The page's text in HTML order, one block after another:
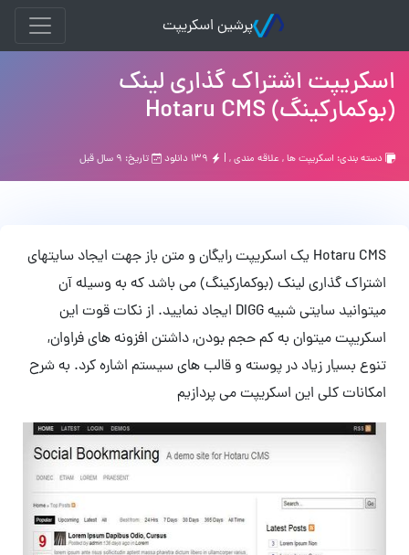
پرشین اسکریپت
اسکریپت اشتراک گذاری لینک
(بوکمارکینگ) Hotaru CMS
دسته بندی: اسکریپت ها,علاقه مندی, | تاریخ: ۹ سال قبل
Hotaru CMS یک اسکریپت رایگان و متن باز جهت ایجاد سایتهای
اشتراک گذاری لینک (بوکمارکینگ) می باشد که به وسیله آن
میتوانید سایتی شبیه DIGG ایجاد نمایید. از نکات قوت این
اسکریپت میتوان به کم حجم بودن, داشتن افزونه های فراوان,
تنوع بسیار زیاد در پوسته و قالب های سیستم اشاره کرد. به شرح
امکانات کلی این اسکریپت می پردازیم